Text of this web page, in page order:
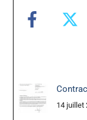
14 juillet